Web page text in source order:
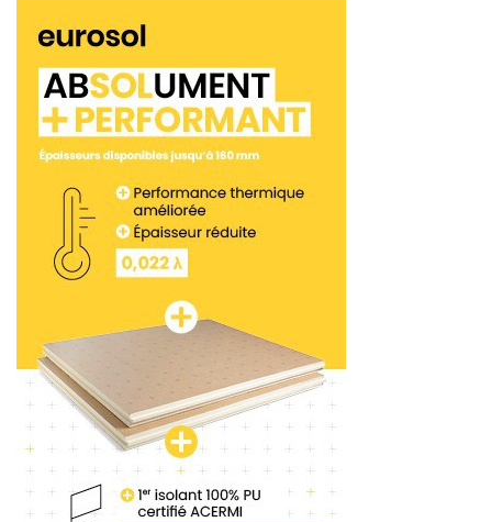
packaging est, lui aussi, intégré dans le label. Il est
composé à 90 % de carton recyclé, d’une notice
d’utilisation constituée à 100 % de papier recyclé et
du papier de soie 100 % recyclé pour protéger la
chaussure.
Heckel